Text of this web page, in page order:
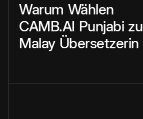
Warum Wählen
CAMB.AI Punjabi zu
Malay Übersetzerin